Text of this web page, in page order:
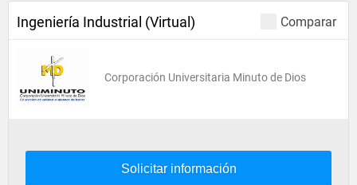
Comparar
Ingeniería Industrial (Virtual)
Corporación Universitaria Minuto de Dios
Solicitar información